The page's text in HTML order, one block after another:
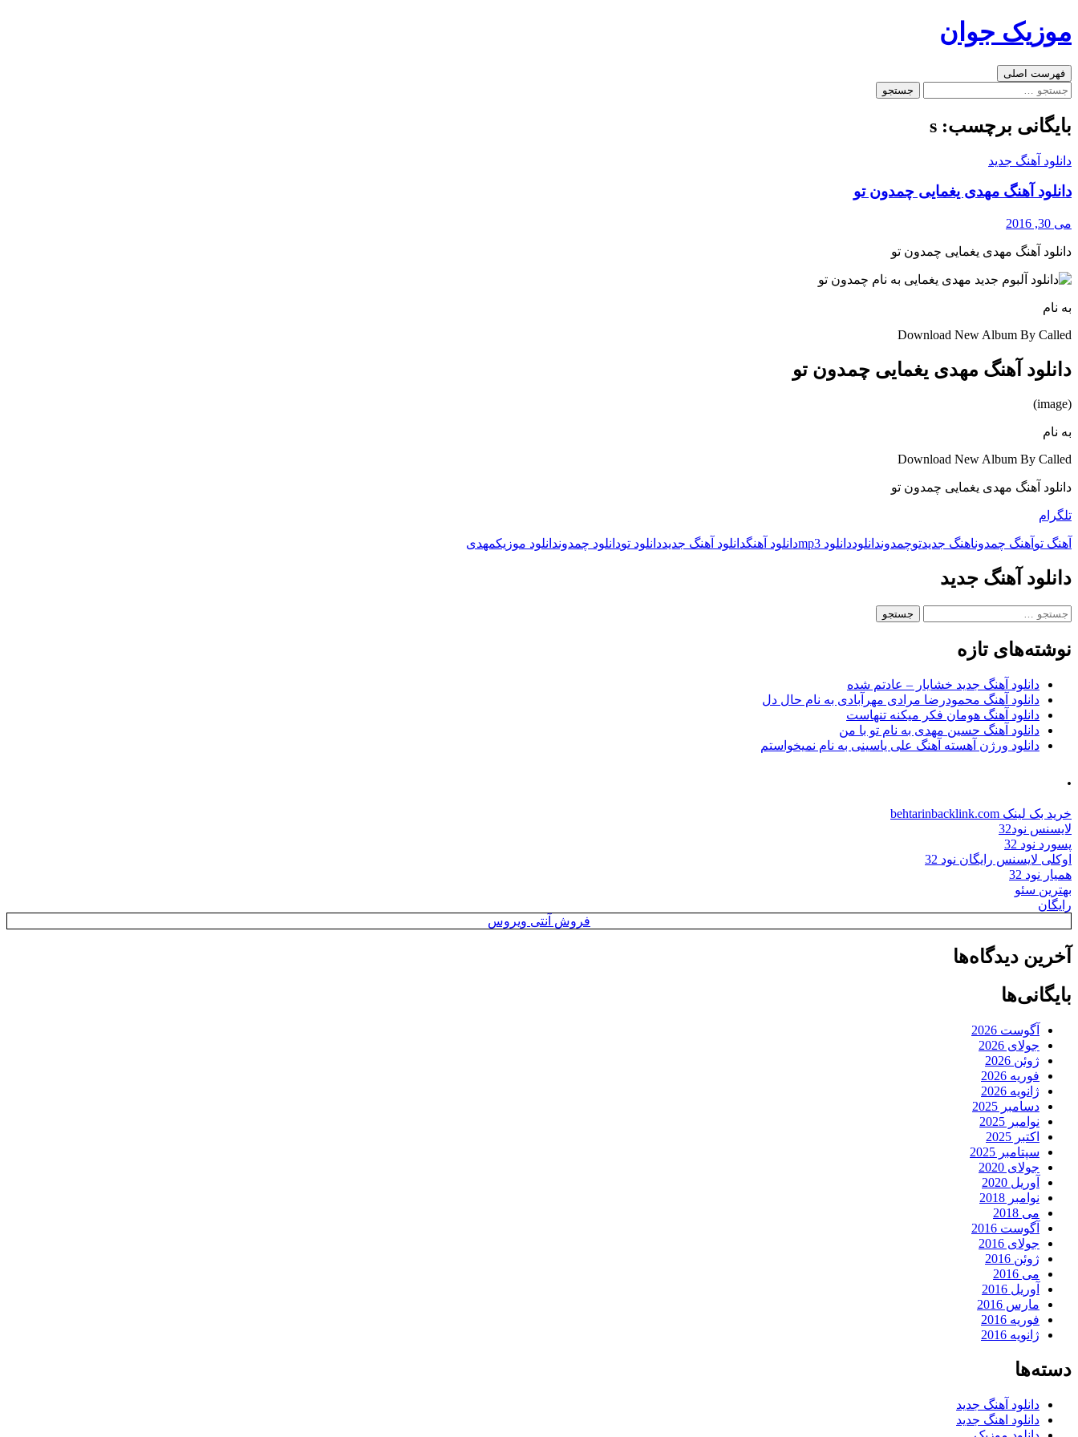
به
موزیک جوان
جست‌وجو
فهرست اصلی
جستجو
بایگانی برچسب: s
دانلود آهنگ جدید
دانلود آهنگ مهدی یغمایی چمدون تو
می 30, 2016
دانلود آهنگ مهدی یغمایی چمدون تو
به نام
Download New Album By Called
دانلود آهنگ مهدی یغمایی چمدون تو
(image)
به نام
Download New Album By Called
دانلود آهنگ مهدی یغمایی چمدون تو
تلگرام
آهنگ تو آهنگ چمدوناهنگ جدیدتوچمدوندانلوددانلود mp3 دانلود آهنگدانلود آهنگ جدیددانلود تودانلود چمدوندانلود موزیکمهدی
دانلود آهنگ جدید
جستجو
نوشته‌های تازه
دانلود آهنگ جدید خشایار – عادتم شده
دانلود آهنگ محمودرضا مرادی مهرآبادی به نام حال دل
دانلود آهنگ هومان فکر میکنه تنهاست
دانلود آهنگ حسین مهدی به نام تو با من
دانلود ورژن آهسته آهنگ علی یاسینی به نام نمیخواستم
.
خرید بک لینک behtarinbacklink.com
لایسنس نود32
پسورد نود 32
اوکلی لایسنس رایگان نود 32
همیار نود 32
بهترین سئو
رایگان
فروش آنتی ویروس
آخرین دیدگاه‌ها
بایگانی‌ها
آگوست 2026
جولای 2026
ژوئن 2026
فوریه 2026
ژانویه 2026
دسامبر 2025
نوامبر 2025
اکتبر 2025
سپتامبر 2025
جولای 2020
آوریل 2020
نوامبر 2018
می 2018
آگوست 2016
جولای 2016
ژوئن 2016
می 2016
آوریل 2016
مارس 2016
فوریه 2016
ژانویه 2016
دسته‌ها
دانلود آهنگ جدید
دانلود اهنگ جدید